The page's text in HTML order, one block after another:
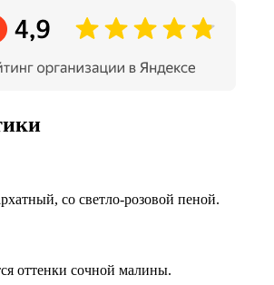
со светло-розовой пеной.
оттенки сочной малины.